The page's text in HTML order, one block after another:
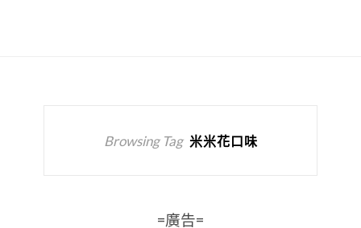
Browsing Tag 米米花口味
=廣告=